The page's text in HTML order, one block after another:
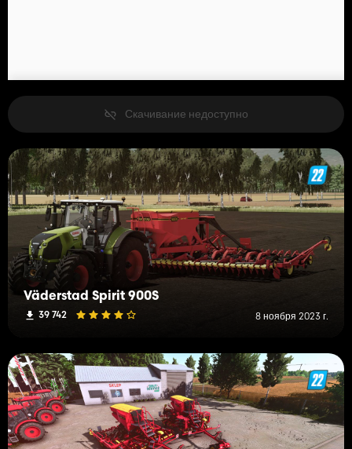
Скачивание недоступно
Väderstad Spirit 900S
39 742 8 ноября 2023 г.